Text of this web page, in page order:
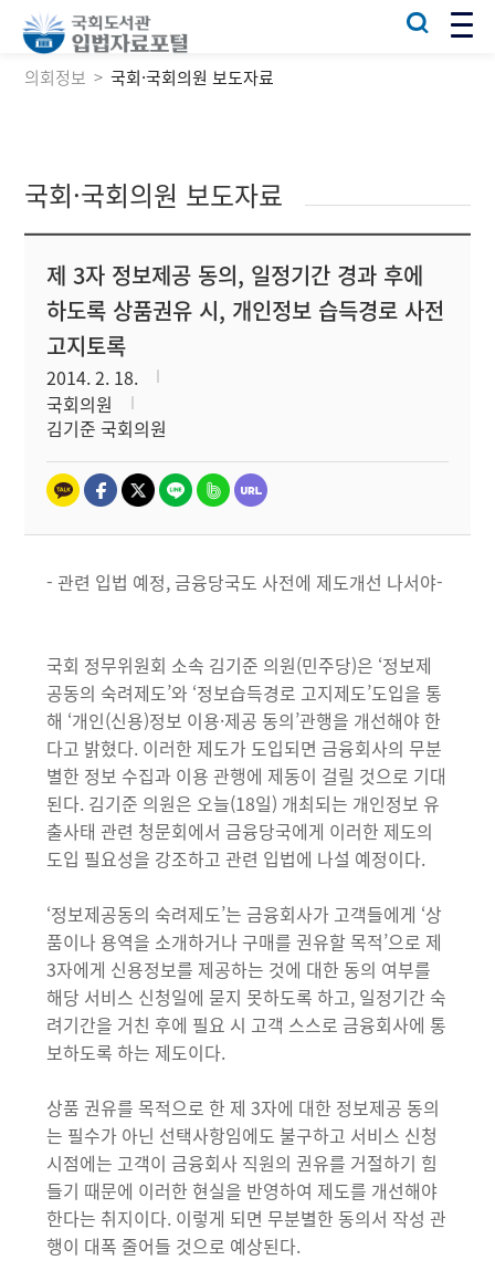
의회정보 국회·국회의원 보도자료
국회·국회의원 보도자료
제 3자 정보제공 동의, 일정기간 경과 후에
하도록 상품권유 시, 개인정보 습득경로 사전
고지토록
2014. 2. 18.
국회의원
김기준 국회의원
- 관련 입법 예정, 금융당국도 사전에 제도개선 나서야-
국회 정무위원회 소속 김기준 의원(민주당)은 ‘정보제
공동의 숙려제도’와 ‘정보습득경로 고지제도’도입을 통
해 ‘개인(신용)정보 이용·제공 동의’관행을 개선해야 한
다고 밝혔다. 이러한 제도가 도입되면 금융회사의 무분
별한 정보 수집과 이용 관행에 제동이 걸릴 것으로 기대
된다. 김기준 의원은 오늘(18일) 개최되는 개인정보 유
출사태 관련 청문회에서 금융당국에게 이러한 제도의
도입 필요성을 강조하고 관련 입법에 나설 예정이다.
‘정보제공동의 숙려제도’는 금융회사가 고객들에게 ‘상
품이나 용역을 소개하거나 구매를 권유할 목적’으로 제
3자에게 신용정보를 제공하는 것에 대한 동의 여부를
해당 서비스 신청일에 묻지 못하도록 하고, 일정기간 숙
려기간을 거친 후에 필요 시 고객 스스로 금융회사에 통
보하도록 하는 제도이다.
상품 권유를 목적으로 한 제 3자에 대한 정보제공 동의
는 필수가 아닌 선택사항임에도 불구하고 서비스 신청
시점에는 고객이 금융회사 직원의 권유를 거절하기 힘
들기 때문에 이러한 현실을 반영하여 제도를 개선해야
한다는 취지이다. 이렇게 되면 무분별한 동의서 작성 관
행이 대폭 줄어들 것으로 예상된다.